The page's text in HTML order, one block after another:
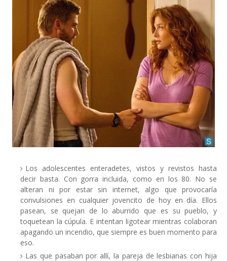
Los adolescentes enteradetes, vistos y revistos hasta
decir basta. Con gorra incluida, como en los 80. No se
alteran ni por estar sin internet, algo que provocaría
convulsiones en cualquier jovencito de hoy en día. Ellos
pasean, se quejan de lo aburrido que es su pueblo, y
toquetean la cúpula. E intentan ligotear mientras colaboran
apagando un incendio, que siempre es buen momento para
eso.
Las que pasaban por allí, la pareja de lesbianas con hija